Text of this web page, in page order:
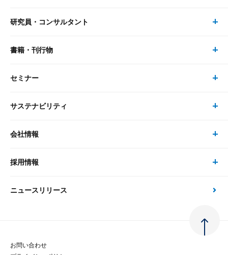
リサーチ
大和総研の強み
先端テクノロジーに基づく新たな価値の創出
レポート・コラム トップ
最新のレポート・コラム
政策分析
金融経済教育等
研究員・コンサルタント
研究員・コンサルタント トップ
研究員
書籍・刊行物
書籍・刊行物 トップ
書籍
セミナー
セミナー トップ
現在受付中のセミナー・イベント
サステナビリティ
サステナビリティの取り組み
次世代社会への貢献
会社情報
会社情報 トップ
会社概要・役員一覧
採用情報
採用情報 トップ
ニュースリリース
お問い合わせ